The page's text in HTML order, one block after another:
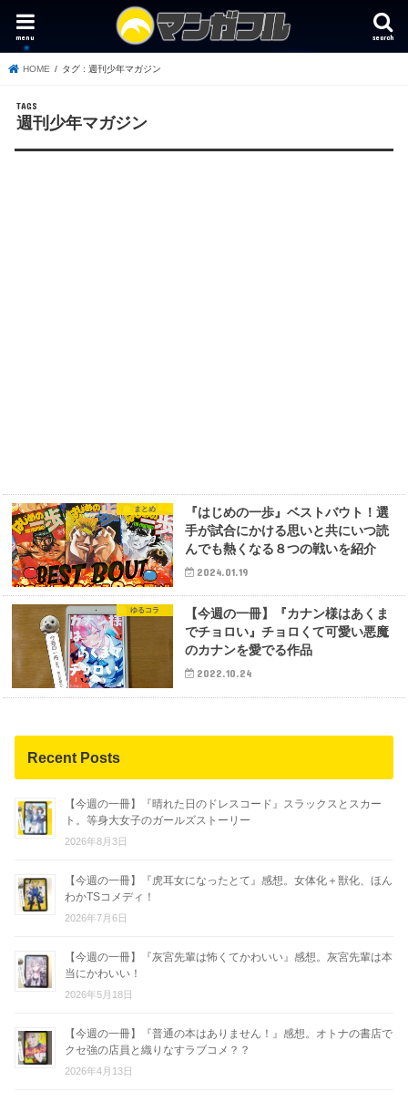
search
menu
HOME タグ : 週刊少年マガジン
週刊少年マガジン
まとめ
『はじめの一歩』ベストバウト！選
手が試合にかける思いと共にいつ読
んでも熱くなる８つの戦いを紹介
2024.01.19
ゆるコラ
【今週の一冊】『カナン様はあくま
でチョロい』チョロくて可愛い悪魔
のカナンを愛でる作品
2022.10.24
Recent Posts
【今週の一冊】『晴れた日のドレスコード』スラックスとスカー
ト。等身大女子のガールズストーリー
2026年8月3日
【今週の一冊】『虎耳女になったとて』感想。女体化＋獣化、ほん
わかTSコメディ！
2026年7月6日
【今週の一冊】『灰宮先輩は怖くてかわいい』感想。灰宮先輩は本
当にかわいい！
2026年5月18日
【今週の一冊】『普通の本はありません！』感想。オトナの書店で
クセ強の店員と織りなすラブコメ？？
2026年4月13日